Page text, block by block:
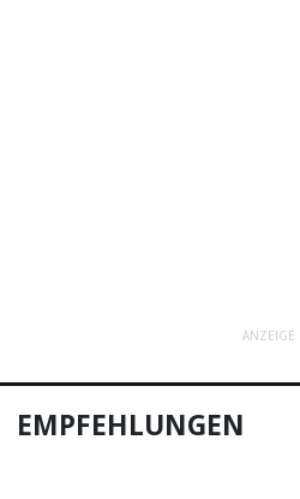
ANZEIGE
EMPFEHLUNGEN